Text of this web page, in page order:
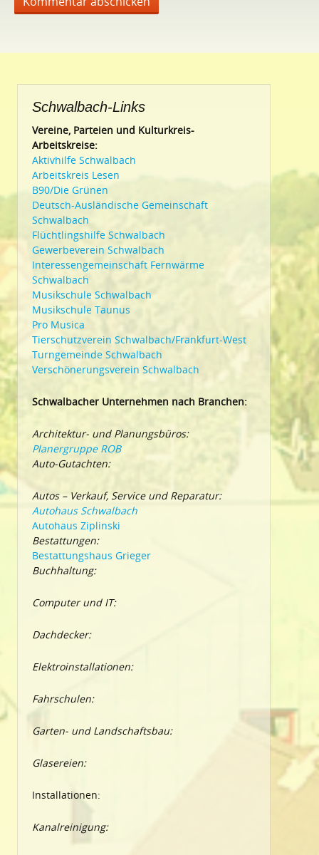
Schwalbach-Links
Vereine, Parteien und Kulturkreis-
Arbeitskreise:
Aktivhilfe Schwalbach
Arbeitskreis Lesen
B90/Die Grünen
Deutsch-Ausländische Gemeinschaft
Schwalbach
Flüchtlingshilfe Schwalbach
Gewerbeverein Schwalbach
Interessengemeinschaft Fernwärme
Schwalbach
Musikschule Schwalbach
Musikschule Taunus
Pro Musica
Tierschutzverein Schwalbach/Frankfurt-West
Turngemeinde Schwalbach
Verschönerungsverein Schwalbach
Schwalbacher Unternehmen nach Branchen:
Architektur- und Planungsbüros:
Planergruppe ROB
Auto-Gutachten:
Autos – Verkauf, Service und Reparatur:
Autohaus Schwalbach
Autohaus Ziplinski
Bestattungen:
Bestattungshaus Grieger
Buchhaltung:
Computer und IT:
Dachdecker:
Elektroinstallationen:
Fahrschulen:
Garten- und Landschaftsbau:
Glasereien:
Installationen:
Kanalreinigung: